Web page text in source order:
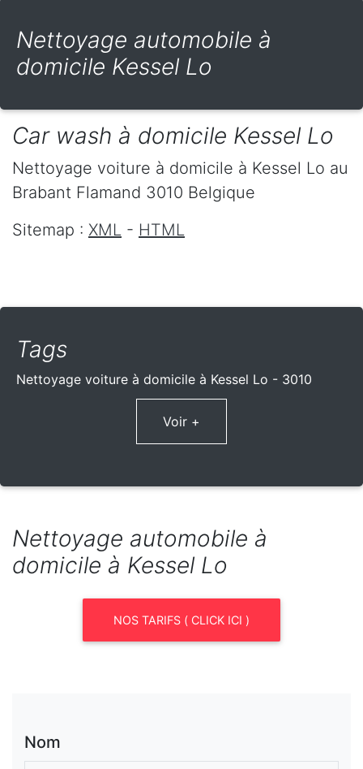
Nettoyage automobile à
domicile Kessel Lo
Car wash à domicile Kessel Lo
Nettoyage voiture à domicile à Kessel Lo au
Brabant Flamand 3010 Belgique
Sitemap : XML - HTML
Tags
Nettoyage voiture à domicile à Kessel Lo - 3010
Voir +
Nettoyage automobile à
domicile à Kessel Lo
NOS TARIFS ( CLICK ICI )
Nom